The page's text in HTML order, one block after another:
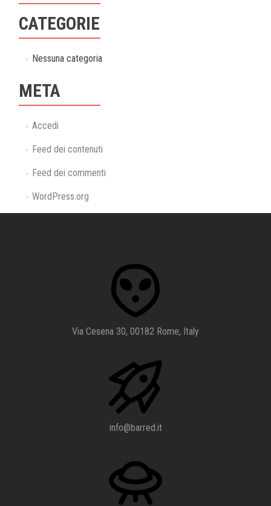
CATEGORIE
Nessuna categoria
META
Accedi
Feed dei contenuti
Feed dei commenti
WordPress.org
Via Cesena 30, 00182 Rome, Italy
info@barred.it